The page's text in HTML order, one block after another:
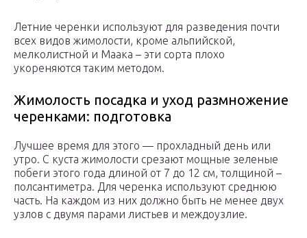
Летние черенки используют для разведения почти
всех видов жимолости, кроме альпийской,
мелколистной и Маака – эти сорта плохо
укореняются таким методом.
Жимолость посадка и уход размножение
черенками: подготовка
Лучшее время для этого — прохладный день или
утро. С куста жимолости срезают мощные зеленые
побеги этого года длиной от 7 до 12 см, толщиной –
полсантиметра. Для черенка используют среднюю
часть. На каждом из них должно быть не менее двух
узлов с двумя парами листьев и междоузлие.